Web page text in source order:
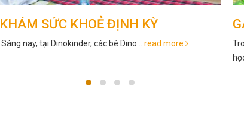
GALA DỰ ÁN THẾ GIỚI KHỦNG LONG
Trong suốt 1 tháng học về chủ đề , các bé Dino nhí đã được